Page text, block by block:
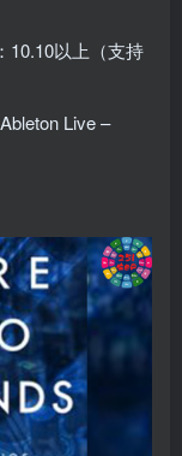
以上（支持
Live –